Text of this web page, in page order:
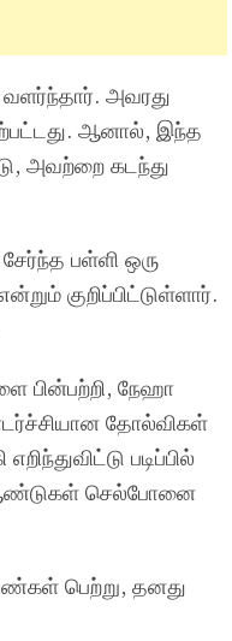
வளர்ந்தார். அவரது
ஆனால், இந்த
அவற்றை கடந்து
பள்ளி ஒரு
குறிப்பிட்டுள்ளார்.
பின்பற்றி, நேஹா
தோல்விகள்
படிப்பில்
ஆண்டுகள் செல்போனை
பெற்று, தனது